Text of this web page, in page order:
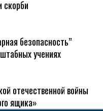
скорби
безопасность”
учениях
отечественной войны
ящика»